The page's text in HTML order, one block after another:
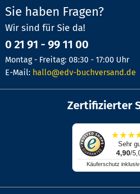
Sie haben Fragen?
Wir sind für Sie da!
0 21 91 - 99 11 00
Montag - Freitag: 08:30 - 17:00 Uhr
E-Mail: hallo@edv-buchversand.de
Zertifizierter
★★★
Sehr
4,90/
Käuferschutz